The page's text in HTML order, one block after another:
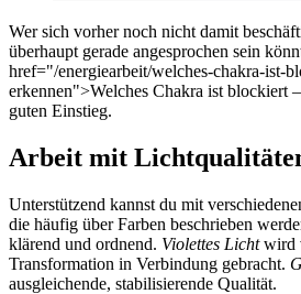
Wer sich vorher noch nicht damit
überhaupt gerade angesprochen sein
href="/energiearbeit/welches-chakra-ist-
erkennen">Welches Chakra ist blockiert
guten Einstieg.
Arbeit mit
Unterstützend kannst du mit
die häufig über Farben beschrieben
klärend und ordnend. Violettes Lichtwird
Transformation in Verbindung gebracht.
ausgleichende, stabilisierende Qualität.